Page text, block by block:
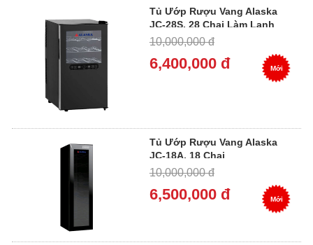
Tủ Ướp Rượu Vang Alaska
JC-28S, 28 Chai Làm Lạnh
Điện Tử
10,000,000 đ
6,400,000 đ Mới
Tủ Ướp Rượu Vang Alaska
JC-18A, 18 Chai
10,000,000 đ
6,500,000 đ Mới